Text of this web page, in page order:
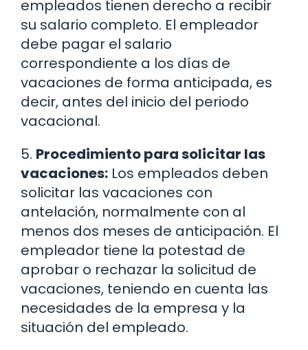
empleados tienen derecho a recibir
su salario completo. El empleador
debe pagar el salario
correspondiente a los días de
vacaciones de forma anticipada, es
decir, antes del inicio del periodo
vacacional.
5. Procedimiento para solicitar las
vacaciones: Los empleados deben
solicitar las vacaciones con
antelación, normalmente con al
menos dos meses de anticipación. El
empleador tiene la potestad de
aprobar o rechazar la solicitud de
vacaciones, teniendo en cuenta las
necesidades de la empresa y la
situación del empleado.